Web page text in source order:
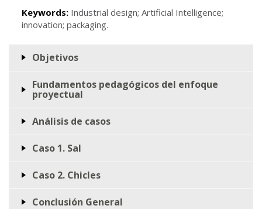
Keywords: Industrial design; Artificial Intelligence;
innovation; packaging.
Objetivos
Fundamentos pedagógicos del enfoque
proyectual
Análisis de casos
Caso 1. Sal
Caso 2. Chicles
Conclusión General